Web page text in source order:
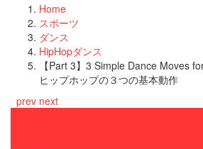
Home
スポーツ
ダンス
HipHopダンス
【Part 3】3 Simple Dance Moves
ヒップホップの３つの基本動作
prev next